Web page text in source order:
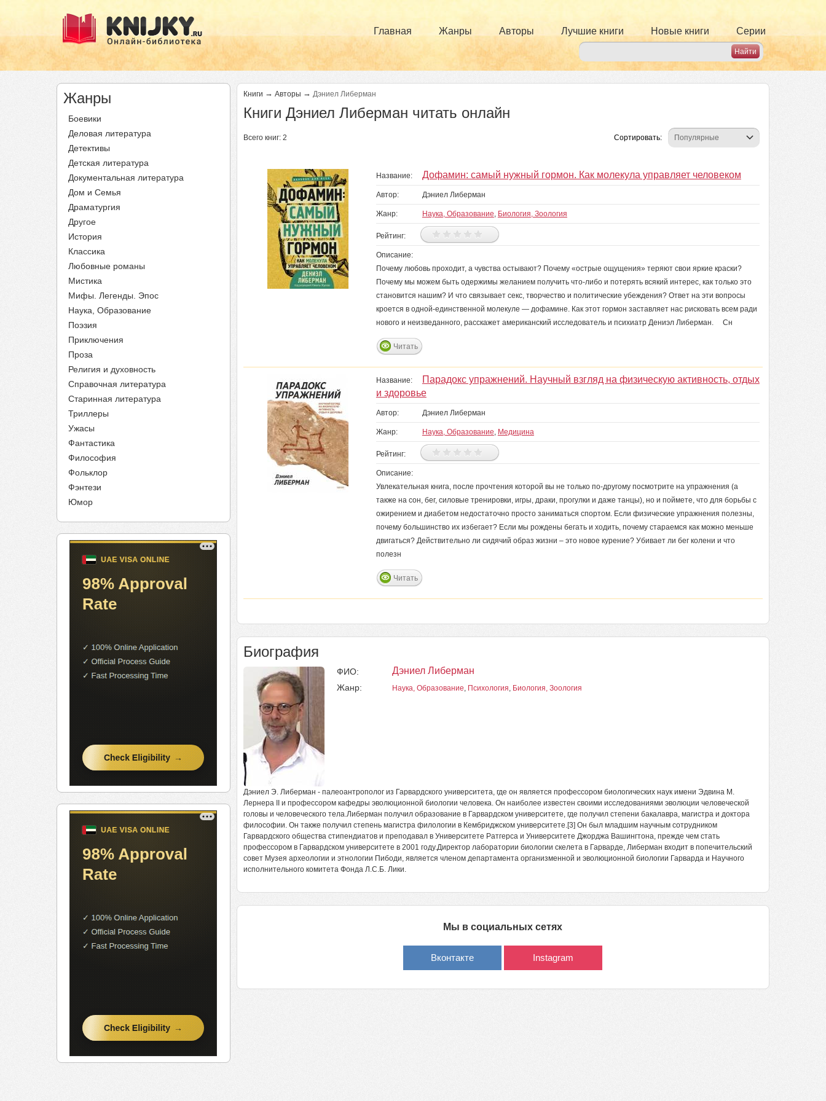
Главная Жанры Авторы Лучшие книги Новые книги Серии
Жанры
Боевики
Деловая литература
Детективы
Детская литература
Документальная литература
Дом и Семья
Драматургия
Другое
История
Классика
Любовные романы
Мистика
Мифы. Легенды. Эпос
Наука, Образование
Поэзия
Приключения
Проза
Религия и духовность
Справочная литература
Старинная литература
Триллеры
Ужасы
Фантастика
Философия
Фольклор
Фэнтези
Юмор
Книги → Авторы → Дэниел Либерман
Книги Дэниел Либерман читать онлайн
Всего книг: 2 Сортировать:
Название: Дофамин: самый нужный гормон. Как молекула управляет человеком
Автор: Дэниел Либерман
Жанр: Наука, Образование, Биология, Зоология
Рейтинг:
Описание:
Почему любовь проходит, а чувства остывают? Почему «острые ощущения» теряют свои яркие краски?
Почему мы можем быть одержимы желанием получить что-либо и потерять всякий интерес, как только это
становится нашим? И что связывает секс, творчество и политические убеждения? Ответ на эти вопросы
кроется в одной-единственной молекуле — дофамине. Как этот гормон заставляет нас рисковать всем ради
нового и неизведанного, расскажет американский исследователь и психиатр Дениэл Либерман. Сн
Читать
Название:
Парадокс упражнений. Научный взгляд на физическую активность, отдых
и здоровье
Автор: Дэниел Либерман
Жанр: Наука, Образование, Медицина
Рейтинг:
Описание:
Увлекательная книга, после прочтения которой вы не только по-другому посмотрите на упражнения (а
также на сон, бег, силовые тренировки, игры, драки, прогулки и даже танцы), но и поймете, что для борьбы с
ожирением и диабетом недостаточно просто заниматься спортом. Если физические упражнения полезны,
почему большинство их избегает? Если мы рождены бегать и ходить, почему стараемся как можно меньше
двигаться? Действительно ли сидячий образ жизни – это новое курение? Убивает ли бег колени и что
полезн
Читать
Биография
ФИО: Дэниел Либерман
Жанр: Наука, Образование, Психология, Биология, Зоология
Дэниел Э. Либерман - палеоантрополог из Гарвардского университета, где он является профессором биологических наук имени Эдвина М.
Лернера II и профессором кафедры эволюционной биологии человека. Он наиболее известен своими исследованиями эволюции человеческой
головы и человеческого тела.Либерман получил образование в Гарвардском университете, где получил степени бакалавра, магистра и доктора
философии. Он также получил степень магистра филологии в Кембриджском университете.[3] Он был младшим научным сотрудником
Гарвардского общества стипендиатов и преподавал в Университете Ратгерса и Университете Джорджа Вашингтона, прежде чем стать
профессором в Гарвардском университете в 2001 году.Директор лаборатории биологии скелета в Гарварде, Либерман входит в попечительский
совет Музея археологии и этнологии Пибоди, является членом департамента организменной и эволюционной биологии Гарварда и Научного
исполнительного комитета Фонда Л.С.Б. Лики.
Мы в социальных сетях
Вконтакте Instagram